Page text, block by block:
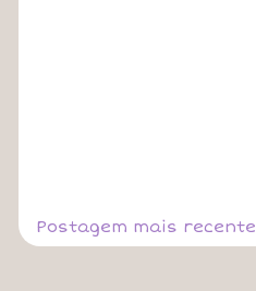
Postagem mais recente